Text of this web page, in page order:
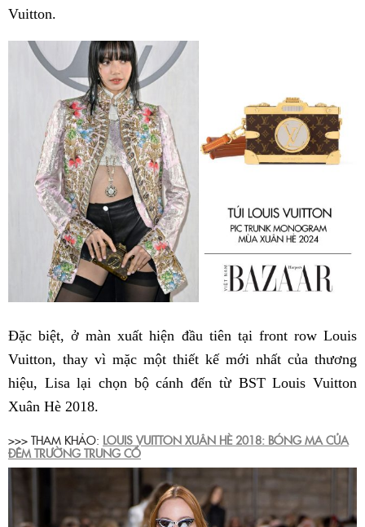
Vuitton.
Đặc biệt, ở màn xuất hiện đầu tiên tại front row Louis
Vuitton, thay vì mặc một thiết kế mới nhất của thương
hiệu, Lisa lại chọn bộ cánh đến từ BST Louis Vuitton
Xuân Hè 2018.
>>> THAM KHẢO: LOUIS VUITTON XUÂN HÈ 2018: BÓNG MA CỦA
ĐÊM TRƯỜNG TRUNG CỔ